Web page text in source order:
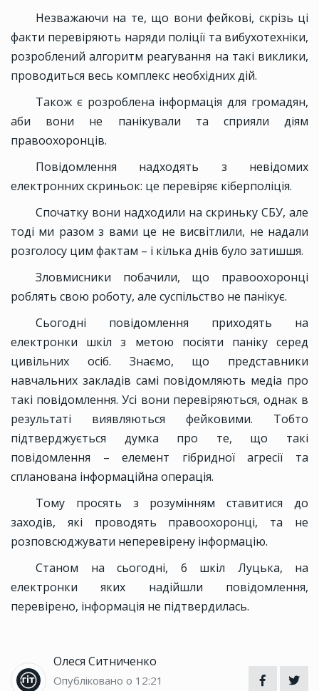
Незважаючи на те, що вони фейкові, скрізь ці
факти перевіряють наряди поліції та вибухотехніки,
розроблений алгоритм реагування на такі виклики,
проводиться весь комплекс необхідних дій.
Також є розроблена інформація для громадян,
аби вони не панікували та сприяли діям
правоохоронців.
Повідомлення надходять з невідомих
електронних скриньок: це перевіряє кіберполіція.
Спочатку вони надходили на скриньку СБУ, але
тоді ми разом з вами це не висвітлили, не надали
розголосу цим фактам – і кілька днів було затишшя.
Зловмисники побачили, що правоохоронці
роблять свою роботу, але суспільство не панікує.
Сьогодні повідомлення приходять на
електронки шкіл з метою посіяти паніку серед
цивільних осіб. Знаємо, що представники
навчальних закладів самі повідомляють медіа про
такі повідомлення. Усі вони перевіряються, однак в
результаті виявляються фейковими. Тобто
підтверджується думка про те, що такі
повідомлення – елемент гібридної агресії та
спланована інформаційна операція.
Тому просять з розумінням ставитися до
заходів, які проводять правоохоронці, та не
розповсюджувати неперевірену інформацію.
Станом на сьогодні, 6 шкіл Луцька, на
електронки яких надійшли повідомлення,
перевірено, інформація не підтвердилась.
Олеся Ситниченко
Опубліковано о 12:21